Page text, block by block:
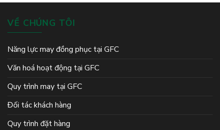
VỀ CHÚNG TÔI
Năng lực may đồng phục tại GFC
Văn hoá hoạt động tại GFC
Quy trình may tại GFC
Đối tác khách hàng
Quy trình đặt hàng